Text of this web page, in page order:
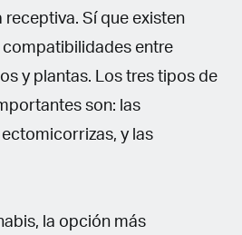
receptiva. Sí que existen
entre
y plantas. Los tres tipos de
son: las
y las
la opción más